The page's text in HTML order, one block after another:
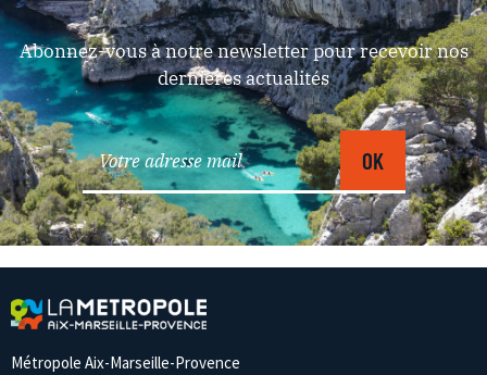
Abonnez-vous à notre newsletter pour recevoir nos
dernières actualités
Métropole Aix-Marseille-Provence